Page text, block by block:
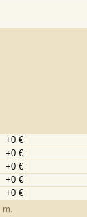
+0 €
+0 €
+0 €
+0 €
+0 €
m.